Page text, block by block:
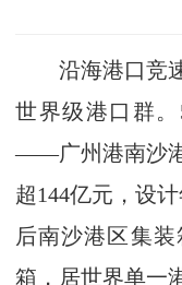
沿海港口竞速
世界级港口群
——广州港南沙
超144亿元，设
后南沙港区集
箱，居世界单一